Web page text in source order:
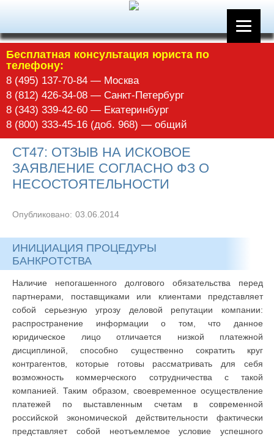
Бесплатная консультация юриста по
телефону:
8 (495) 137-70-84 — Москва
8 (812) 426-34-08 — Санкт-Петербург
8 (343) 339-42-60 — Екатеринбург
8 (800) 333-45-16 (доб. 968) — общий
СТ47: ОТЗЫВ НА ИСКОВОЕ
ЗАЯВЛЕНИЕ СОГЛАСНО ФЗ О
НЕСОСТОЯТЕЛЬНОСТИ
Опубликовано: 03.06.2014
ИНИЦИАЦИЯ ПРОЦЕДУРЫ
БАНКРОТСТВА
Наличие непогашенного долгового обязательства перед
партнерами, поставщиками или клиентами представляет
собой серьезную угрозу деловой репутации компании:
распространение информации о том, что данное
юридическое лицо отличается низкой платежной
дисциплиной, способно существенно сократить круг
контрагентов, которые готовы рассматривать для себя
возможность коммерческого сотрудничества с такой
компанией. Таким образом, своевременное осуществление
платежей по выставленным счетам в современной
российской экономической действительности фактически
представляет собой неотъемлемое условие успешного